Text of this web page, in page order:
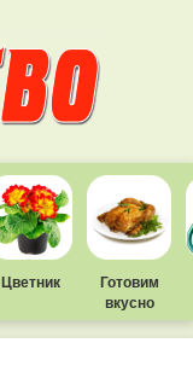
Цветник
Готовим
вкусно